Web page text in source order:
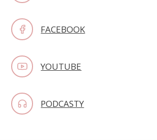
FACEBOOK
YOUTUBE
PODCASTY